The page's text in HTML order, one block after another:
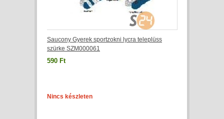
Saucony Gyerek sportzokni lycra teleplüss
szürke SZM000061
590 Ft
Nincs készleten